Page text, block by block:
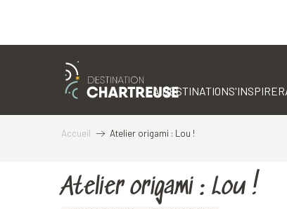
LA DESTINATIONS'INSPIRER
Accueil Atelier origami : Lou !
Atelier origami : Lou !